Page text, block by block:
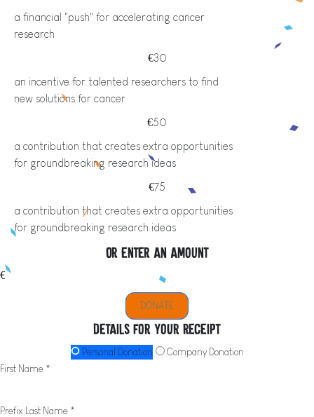
a financial "push" for accelerating cancer
research
€30
an incentive for talented researchers to find
new solutions for cancer
€50
a contribution that creates extra opportunities
for groundbreaking research ideas
€75
a contribution that creates extra opportunities
for groundbreaking research ideas
Or enter an amount
€
DONATE
Details for your receipt
Personal Donation
Company Donation
First Name *
Prefix Last Name *